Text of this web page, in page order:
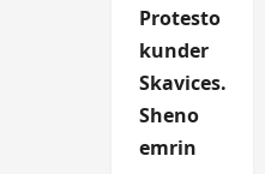
Protesto
kunder
Skavices.
Sheno
emrin